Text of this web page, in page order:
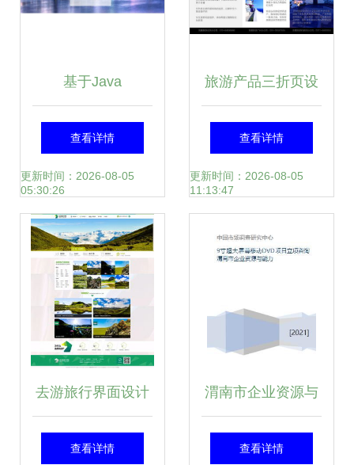
基于Java
Springboot Vue的
旅游网站设计与实
现 旅游开发项目策
划咨询平台
查看详情
更新时间：2026-08-05
05:30:26
旅游产品三折页设
计与旅游开发项目
策划咨询的深度融
查看详情
更新时间：2026-08-05
11:13:47
去游旅行界面设计
旅游开发项目策划
查看详情
渭南市企业资源与
能力在9寸超大屏
查看详情